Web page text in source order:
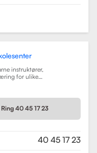
instruktører,
for ulike
og
er kjent for sin
til elevenes
Ring 40 45 17 23
40 45 17 23